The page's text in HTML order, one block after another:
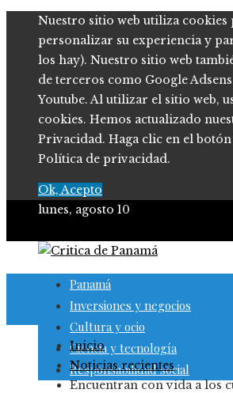
Nuestro sitio web utiliza
personalizar su experiencia y
los hay). Nuestro sitio web
de terceros como Google
Youtube. Al utilizar el sitio web,
cookies. Hemos actualizado
Privacidad. Haga clic en el
Política de privacidad.
Ok, Acepto
lunes, agosto 10
Panamá
Inversiones y negocios
Cultura y ocio
Ciencia y tecnología
Responsabilidad social
Inicio
Noticias recientes
Encuentran con vida a los